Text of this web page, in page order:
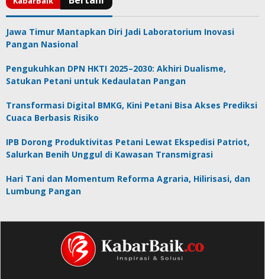
Jawa Timur Mantapkan Diri Jadi Laboratorium Inovasi
Pangan Nasional
Pengukuhkan DPN HKTI 2025–2030: Akhiri Dualisme,
Satukan Petani untuk Kedaulatan Pangan
Transformasi Digital BMKG, Kini Petani Bisa Akses Prediksi
Cuaca Berbasis Risiko
IPB Dorong Produktivitas Petani Lewat Ekspedisi Patriot,
Salurkan Benih Unggul di Kawasan Transmigrasi
Hari Tani dan Momentum Reforma Agraria, Hilirisasi, dan
Lumbung Pangan